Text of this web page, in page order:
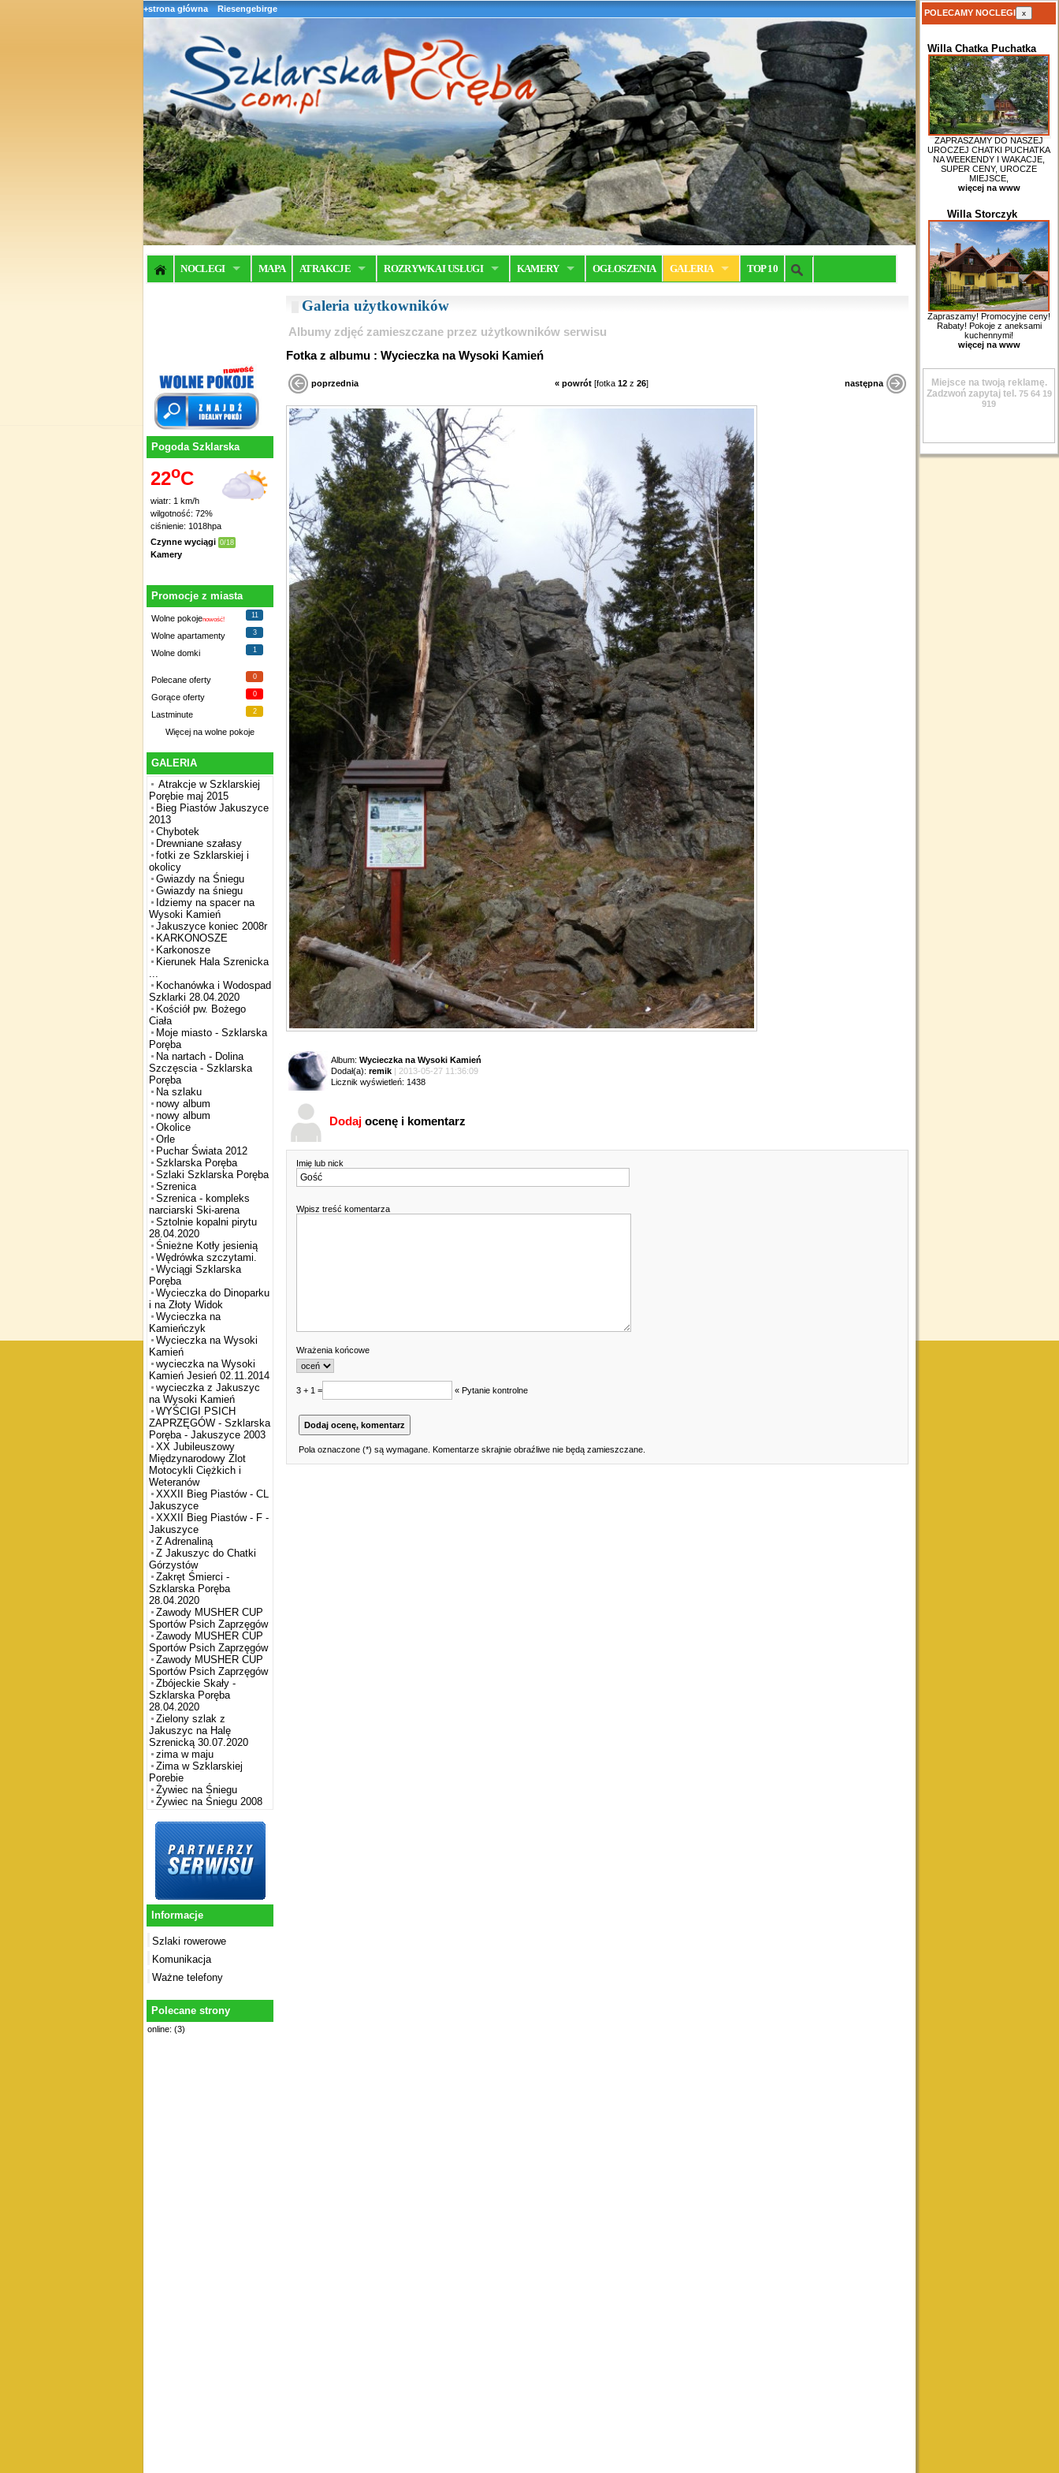
+strona główna Riesengebirge
NOCLEGI MAPA ATRAKCJE ROZRYWKA I USŁUGI KAMERY OGŁOSZENIA GALERIA TOP 10
Pogoda Szklarska
22oC
wiatr: 1 km/h
wilgotność: 72%
ciśnienie: 1018hpa
Czynne wyciągi 0/18
Kamery
Promocje z miasta
Wolne pokojenowość!
11
Wolne apartamenty 3
Wolne domki 1
Polecane oferty 0
Gorące oferty 0
Lastminute 2
Więcej na wolne pokoje
GALERIA
Atrakcje w Szklarskiej
Porębie maj 2015
Bieg Piastów Jakuszyce
2013
Chybotek
Drewniane szałasy
fotki ze Szklarskiej i
okolicy
Gwiazdy na Śniegu
Gwiazdy na śniegu
Idziemy na spacer na
Wysoki Kamień
Jakuszyce koniec 2008r
KARKONOSZE
Karkonosze
Kierunek Hala Szrenicka
...
Kochanówka i Wodospad
Szklarki 28.04.2020
Kościół pw. Bożego
Ciała
Moje miasto - Szklarska
Poręba
Na nartach - Dolina
Szczęscia - Szklarska
Poręba
Na szlaku
nowy album
nowy album
Okolice
Orle
Puchar Świata 2012
Szklarska Poręba
Szlaki Szklarska Poręba
Szrenica
Szrenica - kompleks
narciarski Ski-arena
Sztolnie kopalni pirytu
28.04.2020
Śnieżne Kotły jesienią
Wędrówka szczytami.
Wyciągi Szklarska
Poręba
Wycieczka do Dinoparku
i na Złoty Widok
Wycieczka na
Kamieńczyk
Wycieczka na Wysoki
Kamień
wycieczka na Wysoki
Kamień Jesień 02.11.2014
wycieczka z Jakuszyc
na Wysoki Kamień
WYŚCIGI PSICH
ZAPRZĘGÓW - Szklarska
Poręba - Jakuszyce 2003
XX Jubileuszowy
Międzynarodowy Zlot
Motocykli Ciężkich i
Weteranów
XXXII Bieg Piastów - CL
Jakuszyce
XXXII Bieg Piastów - F -
Jakuszyce
Z Adrenaliną
Z Jakuszyc do Chatki
Górzystów
Zakręt Śmierci -
Szklarska Poręba
28.04.2020
Zawody MUSHER CUP
Sportów Psich Zaprzęgów
Zawody MUSHER CUP
Sportów Psich Zaprzęgów
Zawody MUSHER CUP
Sportów Psich Zaprzęgów
Zbójeckie Skały -
Szklarska Poręba
28.04.2020
Zielony szlak z
Jakuszyc na Halę
Szrenicką 30.07.2020
zima w maju
Zima w Szklarskiej
Porebie
Żywiec na Śniegu
Żywiec na Śniegu 2008
Informacje
Szlaki rowerowe
Komunikacja
Ważne telefony
Polecane strony
online: (3)
Galeria użytkowników
Albumy zdjęć zamieszczane przez użytkowników serwisu
Fotka z albumu : Wycieczka na Wysoki Kamień
poprzednia « powrót [fotka 12 z 26] następna
Album: Wycieczka na Wysoki Kamień
Dodał(a): remik | 2013-05-27 11:36:09
Licznik wyświetleń: 1438
Dodaj ocenę i komentarz
Imię lub nick
Wpisz treść komentarza
Wrażenia końcowe
3 + 1 = « Pytanie kontrolne
Pola oznaczone (*) są wymagane. Komentarze skrajnie obraźliwe nie będą zamieszczane.
POLECAMY NOCLEGI x
Willa Chatka Puchatka
ZAPRASZAMY DO NASZEJ
UROCZEJ CHATKI PUCHATKA
NA WEEKENDY I WAKACJE,
SUPER CENY, UROCZE
MIEJSCE,
więcej na www
Willa Storczyk
Zapraszamy! Promocyjne ceny!
Rabaty! Pokoje z aneksami
kuchennymi!
więcej na www
Miejsce na twoją reklamę.
Zadzwoń zapytaj tel. 75 64 19
919